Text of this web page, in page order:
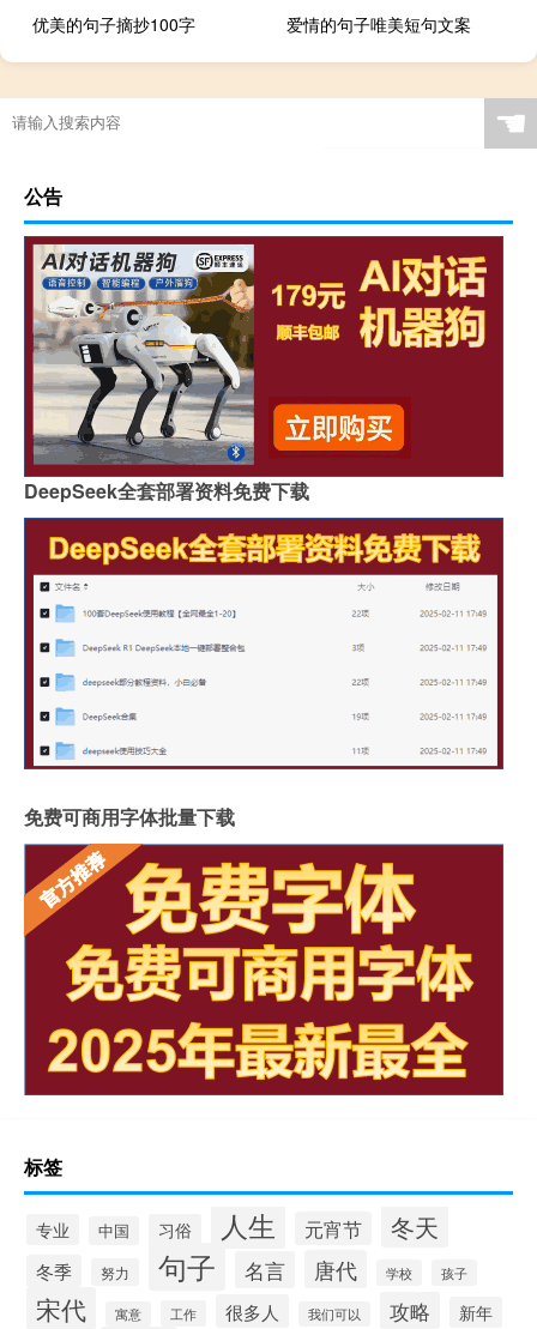
优美的句子摘抄100字 爱情的句子唯美短句文案
☚
公告
DeepSeek全套部署资料免费下载
免费可商用字体批量下载
标签
专业 中国 习俗 人生 元宵节 冬天
冬季 努力 句子 名言 唐代 学校 孩子
宋代 寓意 工作 很多人 我们可以 攻略 新年